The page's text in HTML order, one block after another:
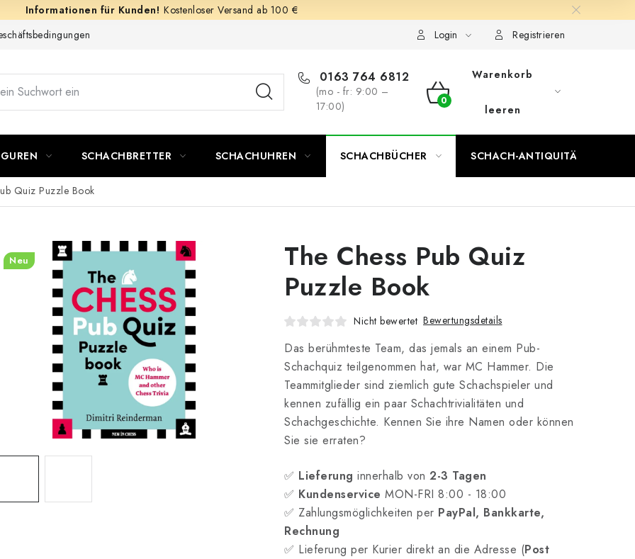
Kostenloser Versand ab 100 €
Login Registrieren
0163 764 6812
(mo - fr: 9:00 –
17:00)
WARENKORB
Warenkorb
leeren
SCHACHBRETTER SCHACHUHREN SCHACHBÜCHER SCHACH-ANTIQUITÄTENLADEN
Quiz Puzzle Book
The Chess Pub Quiz
Puzzle Book
Nicht bewertet Bewertungsdetails
Das berühmteste Team, das jemals an einem Pub-
Schachquiz teilgenommen hat, war MC Hammer. Die
Teammitglieder sind ziemlich gute Schachspieler und
kennen zufällig ein paar Schachtrivialitäten und
Schachgeschichte. Kennen Sie ihre Namen oder können
Sie sie erraten?
✅ Lieferung innerhalb von 2-3 Tagen
✅ Kundenservice MON-FRI 8:00 - 18:00
✅ Zahlungsmöglichkeiten per PayPal, Bankkarte,
Rechnung
✅ Lieferung per Kurier direkt an die Adresse (Post
Neu